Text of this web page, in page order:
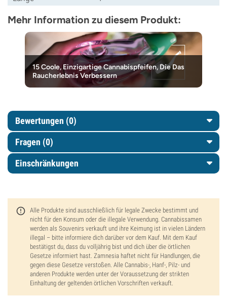
Mehr Information zu diesem Produkt:
15 Coole, Einzigartige Cannabispfeifen, Die Das
Raucherlebnis Verbessern
Bewertungen (0)
Fragen (0)
Einschränkungen
Alle Produkte sind ausschließlich für legale Zwecke bestimmt und
nicht für den Konsum oder die illegale Verwendung. Cannabissamen
werden als Souvenirs verkauft und ihre Keimung ist in vielen Ländern
illegal – bitte informiere dich darüber vor dem Kauf. Mit dem Kauf
bestätigst du, dass du volljährig bist und dich über die örtlichen
Gesetze informiert hast. Zamnesia haftet nicht für Handlungen, die
gegen diese Gesetze verstoßen. Alle Cannabis-, Hanf-, Pilz- und
anderen Produkte werden unter der Voraussetzung der strikten
Einhaltung der geltenden örtlichen Vorschriften verkauft.